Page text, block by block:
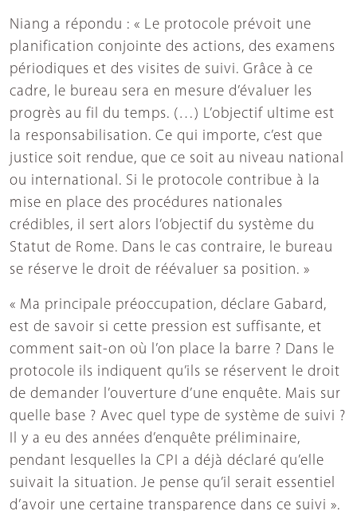
Niang a répondu : « Le protocole prévoit une
planification conjointe des actions, des examens
périodiques et des visites de suivi. Grâce à ce
cadre, le bureau sera en mesure d’évaluer les
progrès au fil du temps. (…) L’objectif ultime est
la responsabilisation. Ce qui importe, c’est que
justice soit rendue, que ce soit au niveau national
ou international. Si le protocole contribue à la
mise en place des procédures nationales
crédibles, il sert alors l’objectif du système du
Statut de Rome. Dans le cas contraire, le bureau
se réserve le droit de réévaluer sa position. »
« Ma principale préoccupation, déclare Gabard,
est de savoir si cette pression est suffisante, et
comment sait-on où l’on place la barre ? Dans le
protocole ils indiquent qu’ils se réservent le droit
de demander l’ouverture d’une enquête. Mais sur
quelle base ? Avec quel type de système de suivi ?
Il y a eu des années d’enquête préliminaire,
pendant lesquelles la CPI a déjà déclaré qu’elle
suivait la situation. Je pense qu’il serait essentiel
d’avoir une certaine transparence dans ce suivi ».